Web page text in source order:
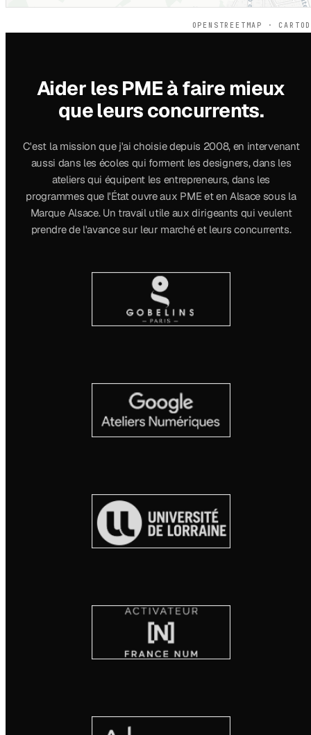
OPENSTREETMAP ·
Aider les PME à faire mieux
que leurs concurrents.
C'est la mission que j'ai choisie depuis 2008, en intervenant
aussi dans les écoles qui forment les designers, dans les
ateliers qui équipent les entrepreneurs, dans les
programmes que l'État ouvre aux PME et en Alsace sous la
Marque Alsace. Un travail utile aux dirigeants qui veulent
prendre de l'avance sur leur marché et leurs concurrents.